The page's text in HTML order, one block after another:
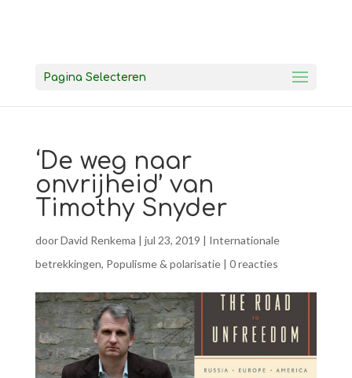
Pagina Selecteren
‘De weg naar
onvrijheid’ van
Timothy Snyder
doorDavid Renkema | jul 23, 2019 | Internationale
betrekkingen, Populisme & polarisatie| 0 reacties